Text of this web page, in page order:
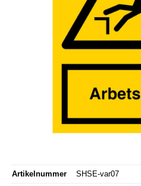
Artikelnummer SHSE-var07